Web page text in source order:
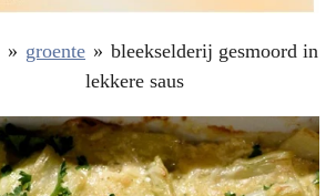
» groente » bleekselderij gesmoord in
lekkere saus